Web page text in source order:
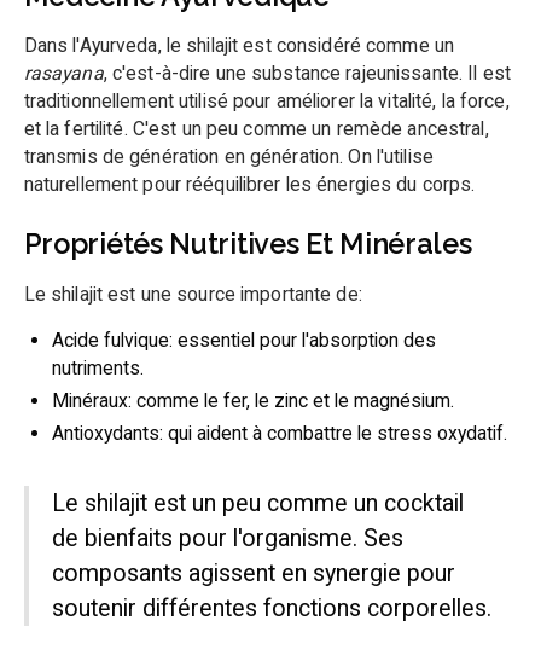
Dans l'Ayurveda, le shilajit est considéré comme un
rasayana, c'est-à-dire une substance rajeunissante. Il est
traditionnellement utilisé pour améliorer la vitalité, la force,
et la fertilité. C'est un peu comme un remède ancestral,
transmis de génération en génération. On l'utilise
naturellement pour rééquilibrer les énergies du corps.
Propriétés Nutritives Et Minérales
Le shilajit est une source importante de:
Acide fulvique: essentiel pour l'absorption des
nutriments.
Minéraux: comme le fer, le zinc et le magnésium.
Antioxydants: qui aident à combattre le stress oxydatif.
Le shilajit est un peu comme un cocktail
de bienfaits pour l'organisme. Ses
composants agissent en synergie pour
soutenir différentes fonctions corporelles.